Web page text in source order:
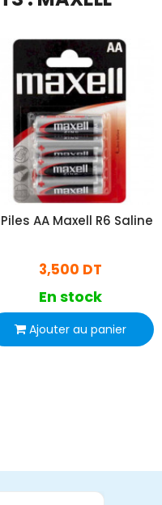
AA Maxell R6 Saline
3,500 DT
En stock
Ajouter au panier